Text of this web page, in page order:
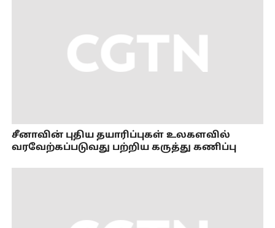
சீனாவின் புதிய தயாரிப்புகள் உலகளவில்
வரவேற்கப்படுவது பற்றிய கருத்து கணிப்பு